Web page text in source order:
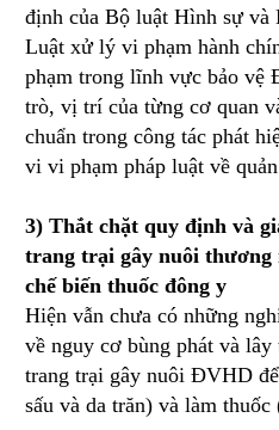
định của Bộ luật Hình sự
Luật xử lý vi phạm hành
phạm trong lĩnh vực bảo
trò, vị trí của từng cơ quan
chuẩn trong công tác phát
vi vi phạm pháp luật về
3) Thắt chặt quy định và
trang trại gây nuôi
chế biến thuốc đông y
Hiện vẫn chưa có những
về nguy cơ bùng phát và
trang trại gây nuôi ĐVHD
sấu và da trăn) và làm